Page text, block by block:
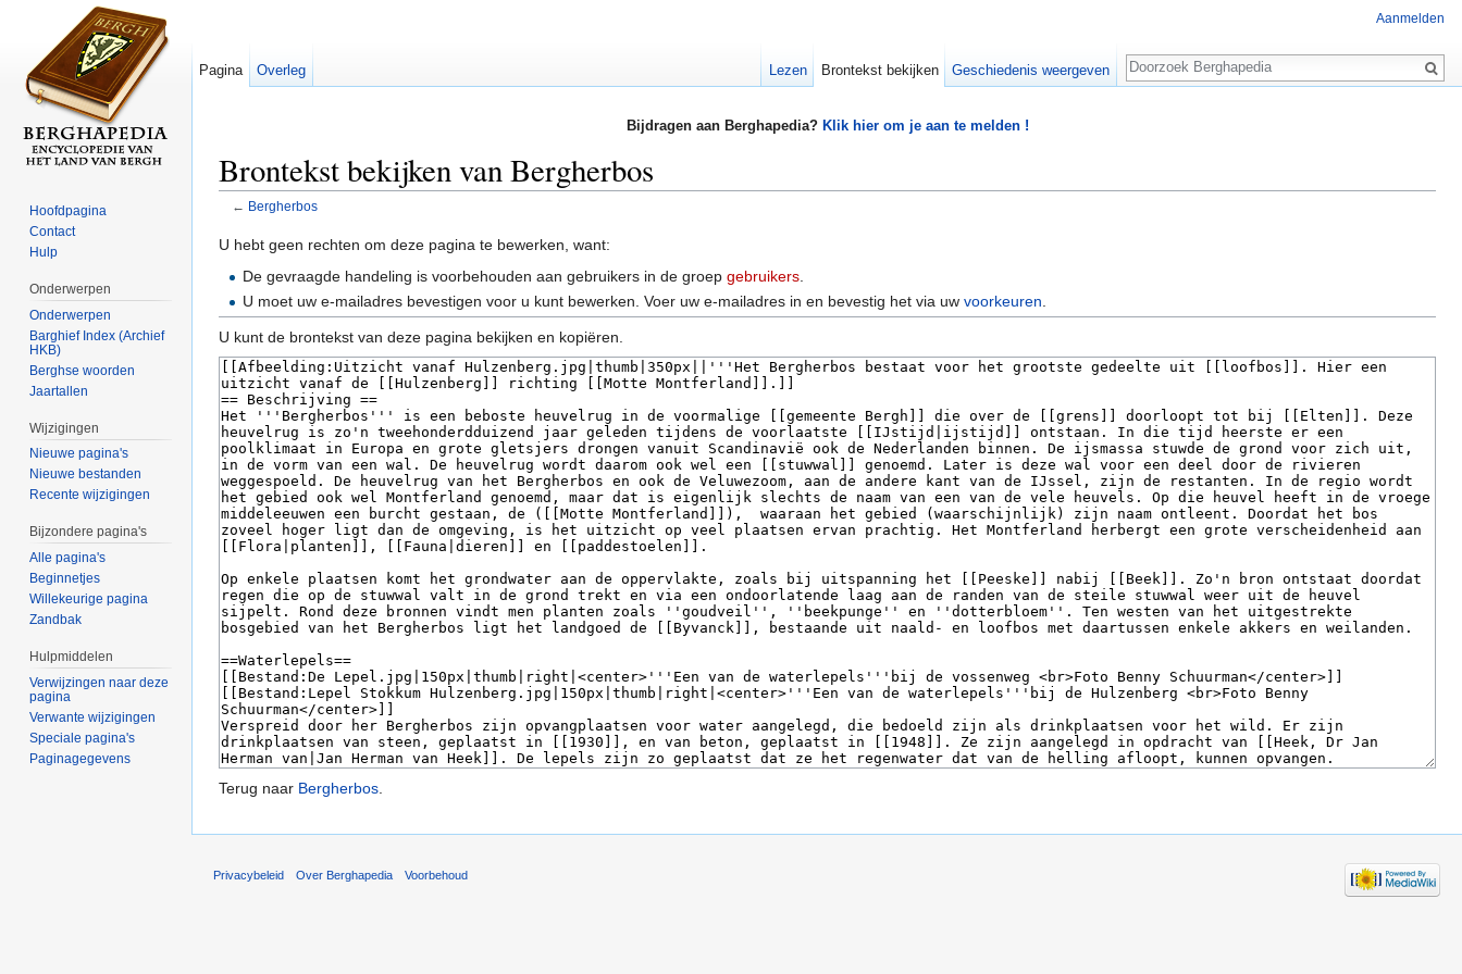
Bijdragen aan Berghapedia? Klik hier om je aan te melden !
Brontekst bekijken van Bergherbos
← Bergherbos
U hebt geen rechten om deze pagina te bewerken, want:
De gevraagde handeling is voorbehouden aan gebruikers in de groepgebruikers
U moet uw e-mailadres bevestigen voor u kunt bewerken. Voer uw e-mailadres in en bevestig het via uwvoorkeuren
U kunt de brontekst van deze pagina bekijken en kopiëren.
Terug naar Bergherbos.
Aanmelden
Pagina Overleg Lezen Brontekst bekijken Geschiedenis weergeven
Zoeken
Hoofdpagina
Contact
Hulp
Onderwerpen
Onderwerpen
Barghief Index (Archief
HKB)
Berghse woorden
Jaartallen
Wijzigingen
Nieuwe pagina's
Nieuwe bestanden
Recente wijzigingen
Bijzondere pagina's
Alle pagina's
Beginnetjes
Willekeurige pagina
Zandbak
Hulpmiddelen
Verwijzingen naar deze
pagina
Verwante wijzigingen
Speciale pagina's
Paginagegevens
Privacybeleid Over Berghapedia Voorbehoud